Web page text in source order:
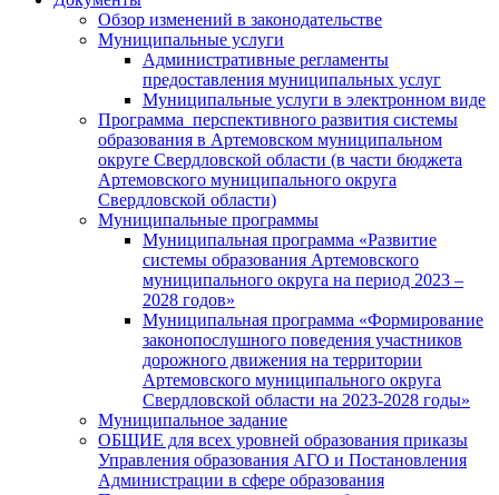
Обзор изменений в законодательстве
Муниципальные услуги
Административные регламенты
предоставления муниципальных услуг
Муниципальные услуги в электронном виде
Программа перспективного развития системы
образования в Артемовском муниципальном
округе Свердловской области (в части бюджета
Артемовского муниципального округа
Свердловской области)
Муниципальные программы
Муниципальная программа «Развитие
системы образования Артемовского
муниципального округа на период 2023 –
2028 годов»
Муниципальная программа «Формирование
законопослушного поведения участников
дорожного движения на территории
Артемовского муниципального округа
Свердловской области на 2023-2028 годы»
Муниципальное задание
ОБЩИЕ для всех уровней образования приказы
Управления образования АГО и Постановления
Администрации в сфере образования